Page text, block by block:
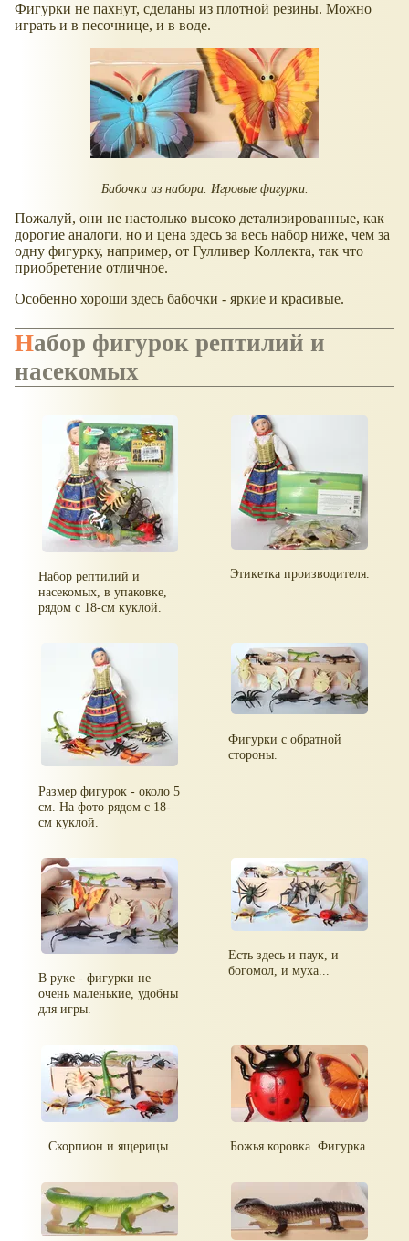
Фигурки не пахнут, сделаны из плотной резины. Можно
играть и в песочнице, и в воде.
Бабочки из набора. Игровые фигурки.
Пожалуй, они не настолько высоко детализированные, как
дорогие аналоги, но и цена здесь за весь набор ниже, чем за
одну фигурку, например, от Гулливер Коллекта, так что
приобретение отличное.
Особенно хороши здесь бабочки - яркие и красивые.
Набор фигурок рептилий и
насекомых
Набор рептилий и
насекомых, в упаковке,
рядом с 18-см куклой.
Этикетка производителя.
Размер фигурок - около 5
см. На фото рядом с 18-
см куклой.
Фигурки с обратной
стороны.
В руке - фигурки не
очень маленькие, удобны
для игры.
Есть здесь и паук, и
богомол, и муха...
Скорпион и ящерицы. Божья коровка. Фигурка.